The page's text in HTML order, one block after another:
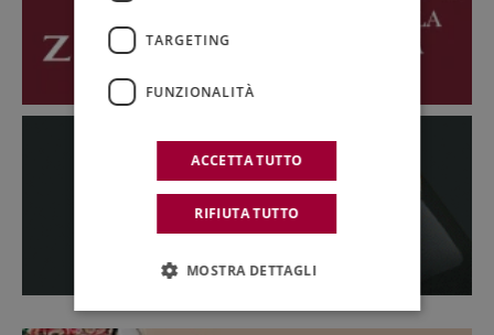
TARGETING
FUNZIONALITÀ
ACCETTA TUTTO
RIFIUTA TUTTO
MOSTRA DETTAGLI